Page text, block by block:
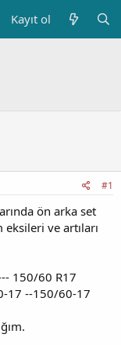
Kayıt ol
#1
ön arka set
eksileri ve artıları
150/60 R17
17 --150/60-17